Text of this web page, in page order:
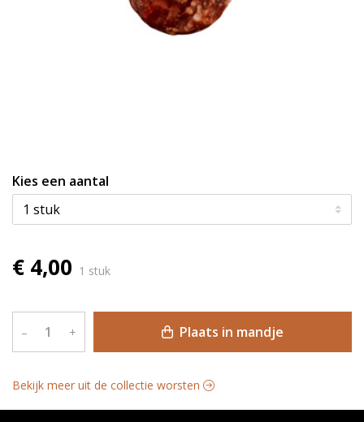
Kies een aantal
€ 4,00 1 stuk
– + Plaats in mandje
Bekijk meer uit de collectie worsten